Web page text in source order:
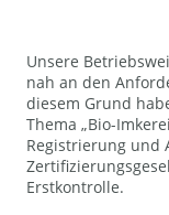
Unsere
nah an den
diesem Grund
Thema „Bio-
Registrierung und
Erstkontrolle.